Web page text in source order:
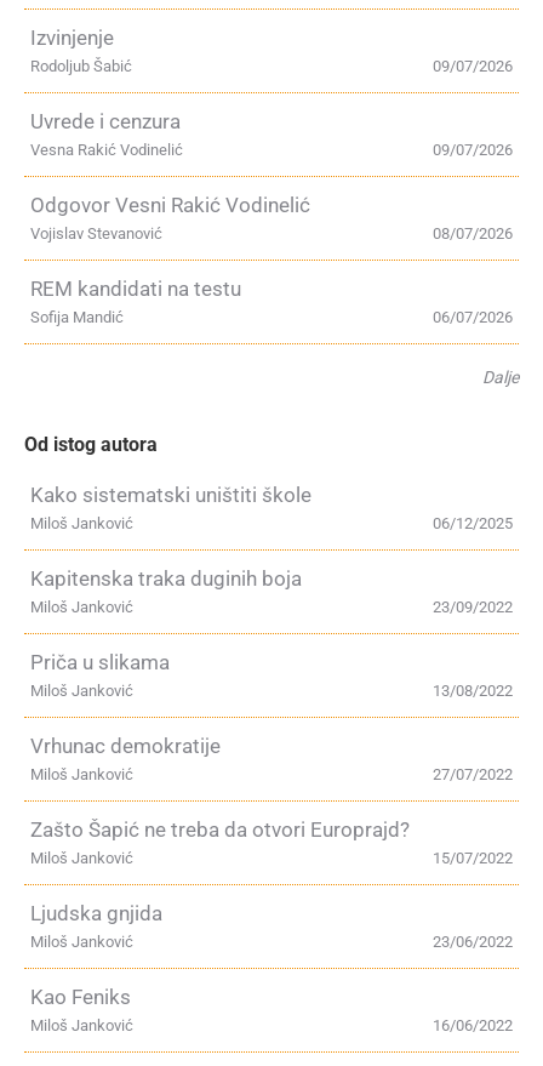
Izvinjenje
09/07/2026
Rodoljub Šabić
Uvrede i cenzura
09/07/2026
Vesna Rakić Vodinelić
Odgovor Vesni Rakić Vodinelić
08/07/2026
Vojislav Stevanović
REM kandidati na testu
06/07/2026
Sofija Mandić
Dalje
Od istog autora
Kako sistematski uništiti škole
06/12/2025
Miloš Janković
Kapitenska traka duginih boja
23/09/2022
Miloš Janković
Priča u slikama
13/08/2022
Miloš Janković
Vrhunac demokratije
27/07/2022
Miloš Janković
Zašto Šapić ne treba da otvori Europrajd?
15/07/2022
Miloš Janković
Ljudska gnjida
23/06/2022
Miloš Janković
Kao Feniks
16/06/2022
Miloš Janković